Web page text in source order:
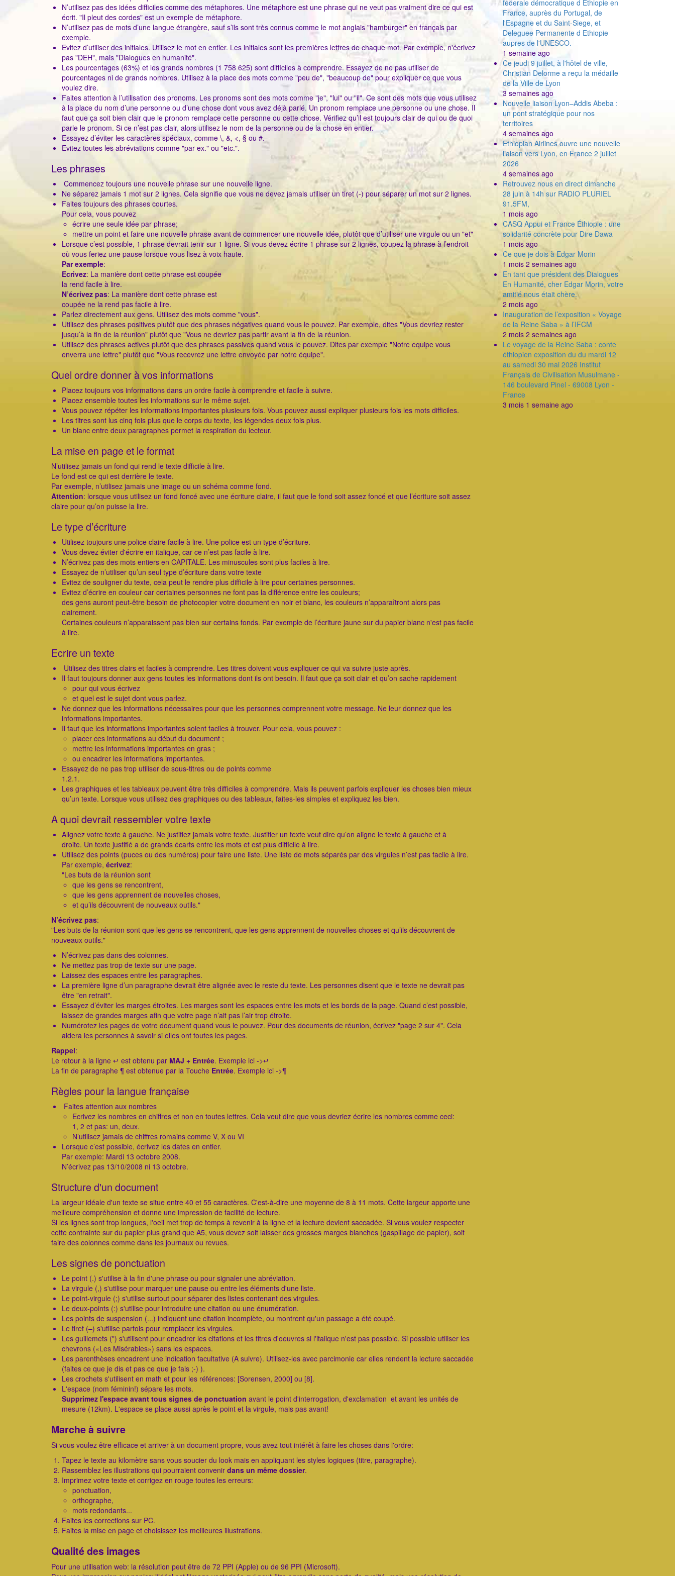
N’utilisez pas des idées difficiles comme des métaphores. Une métaphore est une phrase qui ne veut pas vraiment dire ce qui est
écrit. "Il pleut des cordes" est un exemple de métaphore.
N’utilisez pas de mots d’une langue étrangère, sauf s’ils sont très connus comme le mot anglais "hamburger" en français par
exemple.
Evitez d’utiliser des initiales. Utilisez le mot en entier. Les initiales sont les premières lettres de chaque mot. Par exemple, n'écrivez
pas "DEH", mais "Dialogues en humanité".
Les pourcentages (63%) et les grands nombres (1 758 625) sont difficiles à comprendre. Essayez de ne pas utiliser de
pourcentages ni de grands nombres. Utilisez à la place des mots comme "peu de", "beaucoup de" pour expliquer ce que vous
voulez dire.
Faites attention à l’utilisation des pronoms. Les pronoms sont des mots comme "je", "lui" ou "il". Ce sont des mots que vous utilisez
à la place du nom d’une personne ou d’une chose dont vous avez déjà parlé. Un pronom remplace une personne ou une chose. Il
faut que ça soit bien clair que le pronom remplace cette personne ou cette chose. Vérifiez qu’il est toujours clair de qui ou de quoi
parle le pronom. Si ce n’est pas clair, alors utilisez le nom de la personne ou de la chose en entier.
Essayez d’éviter les caractères spéciaux, comme \, &, <, § ou #.
Evitez toutes les abréviations comme "par ex." ou "etc.".
Les phrases
Commencez toujours une nouvelle phrase sur une nouvelle ligne.
Ne séparez jamais 1 mot sur 2 lignes. Cela signifie que vous ne devez jamais utiliser un tiret (-) pour séparer un mot sur 2 lignes.
Faites toujours des phrases courtes.
Pour cela, vous pouvez
écrire une seule idée par phrase;
mettre un point et faire une nouvelle phrase avant de commencer une nouvelle idée, plutôt que d’utiliser une virgule ou un "et"
Lorsque c’est possible, 1 phrase devrait tenir sur 1 ligne. Si vous devez écrire 1 phrase sur 2 lignes, coupez la phrase à l’endroit
où vous feriez une pause lorsque vous lisez à voix haute.
Par exemple:
Ecrivez: La manière dont cette phrase est coupée
la rend facile à lire.
N’écrivez pas: La manière dont cette phrase est
coupée ne la rend pas facile à lire.
Parlez directement aux gens. Utilisez des mots comme "vous".
Utilisez des phrases positives plutôt que des phrases négatives quand vous le pouvez. Par exemple, dites "Vous devriez rester
jusqu’à la fin de la réunion" plutôt que "Vous ne devriez pas partir avant la fin de la réunion.
Utilisez des phrases actives plutôt que des phrases passives quand vous le pouvez. Dites par exemple "Notre equipe vous
enverra une lettre" plutôt que "Vous recevrez une lettre envoyée par notre équipe".
Quel ordre donner à vos informations
Placez toujours vos informations dans un ordre facile à comprendre et facile à suivre.
Placez ensemble toutes les informations sur le même sujet.
Vous pouvez répéter les informations importantes plusieurs fois. Vous pouvez aussi expliquer plusieurs fois les mots difficiles.
Les titres sont lus cinq fois plus que le corps du texte, les légendes deux fois plus.
Un blanc entre deux paragraphes permet la respiration du lecteur.
La mise en page et le format
N’utilisez jamais un fond qui rend le texte difficile à lire.
Le fond est ce qui est derrière le texte.
Par exemple, n’utilisez jamais une image ou un schéma comme fond.
Attention: lorsque vous utilisez un fond foncé avec une écriture claire, il faut que le fond soit assez foncé et que l’écriture soit assez
claire pour qu’on puisse la lire.
Le type d’écriture
Utilisez toujours une police claire facile à lire. Une police est un type d’écriture.
Vous devez éviter d'écrire en italique, car ce n’est pas facile à lire.
N’écrivez pas des mots entiers en CAPITALE. Les minuscules sont plus faciles à lire.
Essayez de n’utiliser qu’un seul type d’écriture dans votre texte
Evitez de souligner du texte, cela peut le rendre plus difficile à lire pour certaines personnes.
Evitez d’écrire en couleur car certaines personnes ne font pas la différence entre les couleurs;
des gens auront peut-être besoin de photocopier votre document en noir et blanc, les couleurs n’apparaîtront alors pas
clairement.
Certaines couleurs n’apparaissent pas bien sur certains fonds. Par exemple de l’écriture jaune sur du papier blanc n'est pas facile
à lire.
Ecrire un texte
Utilisez des titres clairs et faciles à comprendre. Les titres doivent vous expliquer ce qui va suivre juste après.
Il faut toujours donner aux gens toutes les informations dont ils ont besoin. Il faut que ça soit clair et qu’on sache rapidement
pour qui vous écrivez
et quel est le sujet dont vous parlez.
Ne donnez que les informations nécessaires pour que les personnes comprennent votre message. Ne leur donnez que les
informations importantes.
Il faut que les informations importantes soient faciles à trouver. Pour cela, vous pouvez :
placer ces informations au début du document ;
mettre les informations importantes en gras ;
ou encadrer les informations importantes.
Essayez de ne pas trop utiliser de sous-titres ou de points comme
1.2.1.
Les graphiques et les tableaux peuvent être très difficiles à comprendre. Mais ils peuvent parfois expliquer les choses bien mieux
qu’un texte. Lorsque vous utilisez des graphiques ou des tableaux, faites-les simples et expliquez les bien.
A quoi devrait ressembler votre texte
Alignez votre texte à gauche. Ne justifiez jamais votre texte. Justifier un texte veut dire qu’on aligne le texte à gauche et à
droite. Un texte justifié a de grands écarts entre les mots et est plus difficile à lire.
Utilisez des points (puces ou des numéros) pour faire une liste. Une liste de mots séparés par des virgules n’est pas facile à lire.
Par exemple, écrivez:
"Les buts de la réunion sont
que les gens se rencontrent,
que les gens apprennent de nouvelles choses,
et qu’ils découvrent de nouveaux outils."
​N’écrivez pas:
"Les buts de la réunion sont que les gens se rencontrent, que les gens apprennent de nouvelles choses et qu’ils découvrent de
nouveaux outils."
N’écrivez pas dans des colonnes.
Ne mettez pas trop de texte sur une page.
Laissez des espaces entre les paragraphes.
La première ligne d’un paragraphe devrait être alignée avec le reste du texte. Les personnes disent que le texte ne devrait pas
être "en retrait".
Essayez d’éviter les marges étroites. Les marges sont les espaces entre les mots et les bords de la page. Quand c’est possible,
laissez de grandes marges afin que votre page n’ait pas l’air trop étroite.
Numérotez les pages de votre document quand vous le pouvez. Pour des documents de réunion, écrivez "page 2 sur 4". Cela
aidera les personnes à savoir si elles ont toutes les pages.
Rappel:
Le retour à la ligne ↵ est obtenu par MAJ + Entrée. Exemple ici ->↵
La fin de paragraphe ¶ est obtenue par la Touche Entrée. Exemple ici ->¶
Règles pour la langue française
Faites attention aux nombres
Ecrivez les nombres en chiffres et non en toutes lettres. Cela veut dire que vous devriez écrire les nombres comme ceci:
1, 2 et pas: un, deux.
N’utilisez jamais de chiffres romains comme V, X ou VI
Lorsque c’est possible, écrivez les dates en entier.
Par exemple: Mardi 13 octobre 2008.
N’écrivez pas 13/10/2008 ni 13 octobre.
Structure d'un document
La largeur idéale d'un texte se situe entre 40 et 55 caractères. C'est-à-dire une moyenne de 8 à 11 mots. Cette largeur apporte une
meilleure compréhension et donne une impression de facilité de lecture.
Si les lignes sont trop longues, l'oeil met trop de temps à revenir à la ligne et la lecture devient saccadée. Si vous voulez respecter
cette contrainte sur du papier plus grand que A5, vous devez soit laisser des grosses marges blanches (gaspillage de papier), soit
faire des colonnes comme dans les journaux ou revues.
Les signes de ponctuation
Le point (.) s'utilise à la fin d'une phrase ou pour signaler une abréviation.
La virgule (,) s'utilise pour marquer une pause ou entre les éléments d'une liste.
Le point-virgule (;) s'utilise surtout pour séparer des listes contenant des virgules.
Le deux-points (:) s'utilise pour introduire une citation ou une énumération.
Les points de suspension (...) indiquent une citation incomplète, ou montrent qu'un passage a été coupé.
Le tiret (–) s'utilise parfois pour remplacer les virgules.
Les guillemets (") s'utilisent pour encadrer les citations et les titres d'oeuvres si l'italique n'est pas possible. Si possible utiliser les
chevrons («Les Misérables») sans les espaces.
Les parenthèses encadrent une indication facultative (A suivre). Utilisez-les avec parcimonie car elles rendent la lecture saccadée
(faites ce que je dis et pas ce que je fais ;-) ).
Les crochets s'utilisent en math et pour les références: [Sorensen, 2000] ou [8].
L'espace (nom féminin!) sépare les mots.
Supprimez l'espace avant tous signes de ponctuation avant le point d'interrogation, d'exclamation et avant les unités de
mesure (12km). L'espace se place aussi après le point et la virgule, mais pas avant!
Marche à suivre
Si vous voulez être efficace et arriver à un document propre, vous avez tout intérêt à faire les choses dans l'ordre:
Tapez le texte au kilomètre sans vous soucier du look mais en appliquant les styles logiques (titre, paragraphe).
Rassemblez les illustrations qui pourraient convenir dans un même dossier.
Imprimez votre texte et corrigez en rouge toutes les erreurs:
ponctuation,
orthographe,
mots redondants...
Faites les corrections sur PC.
Faites la mise en page et choisissez les meilleures illustrations.
Qualité des images
Pour une utilisation web: la résolution peut être de 72 PPI (Apple) ou de 96 PPI (Microsoft).
federale démocratique d Ethiopie en
France, auprès du Portugal, de
l'Espagne et du Saint-Siege, et
Deleguee Permanente d Ethiopie
aupres de l'UNESCO.
1 semaine ago
Ce jeudi 9 juillet, à l'hôtel de ville,
Christian Delorme a reçu la médaille
de la Ville de Lyon
3 semaines ago
Nouvelle liaison Lyon–Addis Abeba :
un pont stratégique pour nos
territoires
4 semaines ago
Ethiopian Airlines ouvre une nouvelle
liaison vers Lyon, en France 2 juillet
2026
4 semaines ago
Retrouvez nous en direct dimanche
28 juin à 14h sur RADIO PLURIEL
91.5FM,
1 mois ago
CASQ Appui et France Éthiopie : une
solidarité concrète pour Dire Dawa
1 mois ago
Ce que je dois à Edgar Morin
1 mois 2 semaines ago
En tant que président des Dialogues
En Humanité, cher Edgar Morin, votre
amitié nous était chère.
2 mois ago
Inauguration de l’exposition « Voyage
de la Reine Saba » à l’IFCM
2 mois 2 semaines ago
Le voyage de la Reine Saba : conte
éthiopien exposition du du mardi 12
au samedi 30 mai 2026 Institut
Français de Civilisation Musulmane -
146 boulevard Pinel - 69008 Lyon -
France
3 mois 1 semaine ago